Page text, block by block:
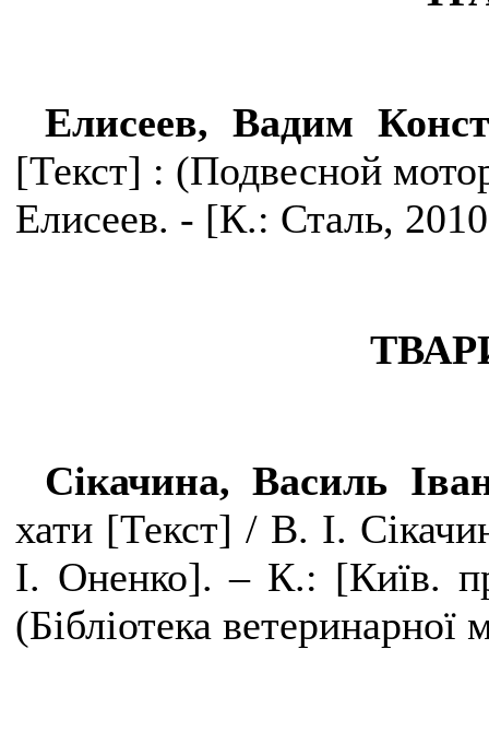
Елисеев, Вадим
[Текст] : (Подвесной
Елисеев. - [К.: Сталь,
Сікачина, Василь
хати [Текст] / В. І.
І. Оненко]. – К.: [Київ.
(Бібліотека